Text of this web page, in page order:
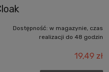
Dostępność: w magazynie, czas
realizacji do 48 godzin
19,49 zł